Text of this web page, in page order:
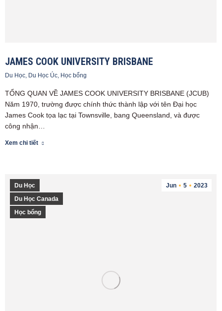
JAMES COOK UNIVERSITY BRISBANE
Du Học, Du Học Úc, Học bổng
TỔNG QUAN VỀ JAMES COOK UNIVERSITY BRISBANE (JCUB)
Năm 1970, trường được chính thức thành lập với tên Đại học
James Cook tọa lạc tại Townsville, bang Queensland, và được
công nhận…
Xem chi tiết
Jun 5 2023
Du Học
Du Học Canada
Học bổng